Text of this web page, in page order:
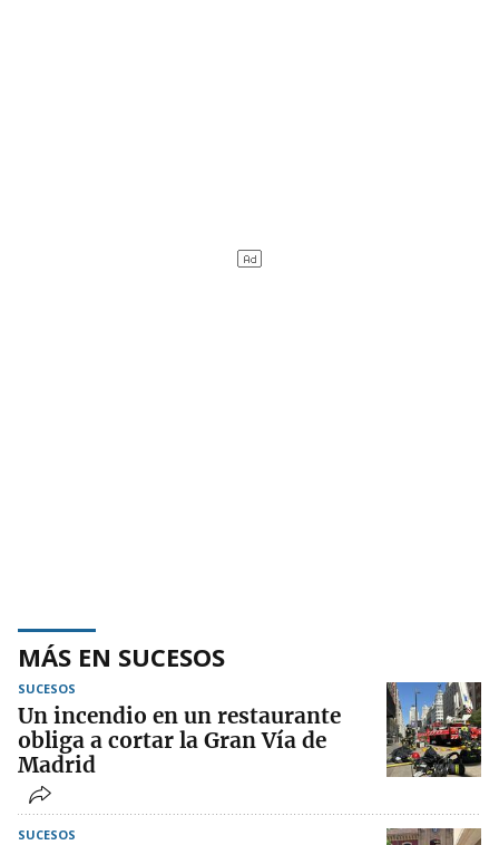
MÁS EN SUCESOS
SUCESOS
Un incendio en un restaurante
obliga a cortar la Gran Vía de
Madrid
SUCESOS